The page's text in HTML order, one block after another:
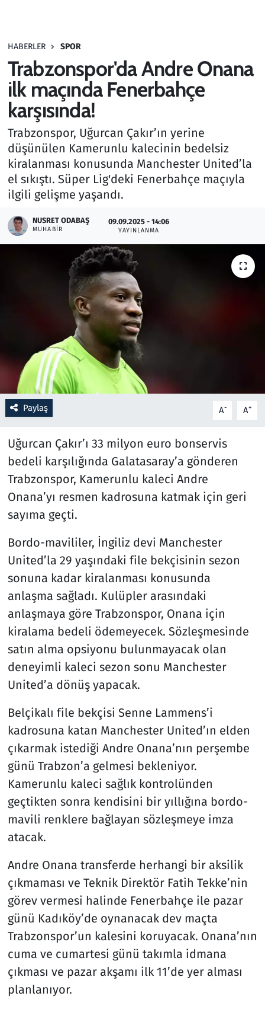
HABERLER SPOR
Trabzonspor'da Andre Onana
ilk maçında Fenerbahçe
karşısında!
Trabzonspor, Uğurcan Çakır’ın yerine
düşünülen Kamerunlu kalecinin bedelsiz
kiralanması konusunda Manchester United’la
el sıkıştı. Süper Lig'deki Fenerbahçe maçıyla
ilgili gelişme yaşandı.
NUSRET ODABAŞ
MUHABIR
09.09.2025 - 14:06
YAYINLANMA
Paylaş A- A+
Uğurcan Çakır’ı 33 milyon euro bonservis
bedeli karşılığında Galatasaray’a gönderen
Trabzonspor, Kamerunlu kaleci Andre
Onana’yı resmen kadrosuna katmak için geri
sayıma geçti.
Bordo-mavililer, İngiliz devi Manchester
United’la 29 yaşındaki file bekçisinin sezon
sonuna kadar kiralanması konusunda
anlaşma sağladı. Kulüpler arasındaki
anlaşmaya göre Trabzonspor, Onana için
kiralama bedeli ödemeyecek. Sözleşmesinde
satın alma opsiyonu bulunmayacak olan
deneyimli kaleci sezon sonu Manchester
United’a dönüş yapacak.
Belçikalı file bekçisi Senne Lammens’i
kadrosuna katan Manchester United’ın elden
çıkarmak istediği Andre Onana’nın perşembe
günü Trabzon’a gelmesi bekleniyor.
Kamerunlu kaleci sağlık kontrolünden
geçtikten sonra kendisini bir yıllığına bordo-
mavili renklere bağlayan sözleşmeye imza
atacak.
Andre Onana transferde herhangi bir aksilik
çıkmaması ve Teknik Direktör Fatih Tekke’nin
görev vermesi halinde Fenerbahçe ile pazar
günü Kadıköy’de oynanacak dev maçta
Trabzonspor’un kalesini koruyacak. Onana’nın
cuma ve cumartesi günü takımla idmana
çıkması ve pazar akşamı ilk 11’de yer alması
planlanıyor.
Haber
Kültür Sanat
Kurumsal Haberler
Lezzet Durağı
Memur ve Kamu
Otomobil
Oyun
Ramazan
Resmi İlanlar
Rüya Tabirleri
Sağlık
Savunma Sanayi
Seçim 2023
Spor
Teknoloji ve Bilim
Televizyon